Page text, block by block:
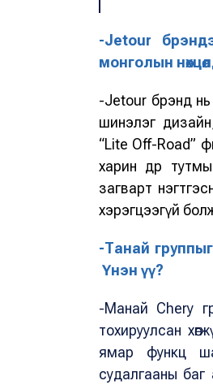
-Jetour
монголын
-Jetour брэнд нь
шинэлэг
“Lite Off-Road”
харин өдөр
загварт
хэрэгцээгүй
-Танай
Үнэн үү?
-Манай Chery
тохируулсан
ямар функц
судалгааны